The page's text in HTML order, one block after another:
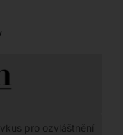
pro ozvláštnění